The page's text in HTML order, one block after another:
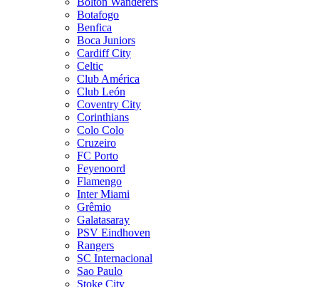
Botafogo
Benfica
Boca Juniors
Cardiff City
Celtic
Club América
Club León
Coventry City
Corinthians
Colo Colo
Cruzeiro
FC Porto
Feyenoord
Flamengo
Inter Miami
Grêmio
Galatasaray
PSV Eindhoven
Rangers
SC Internacional
Sao Paulo
Stoke City